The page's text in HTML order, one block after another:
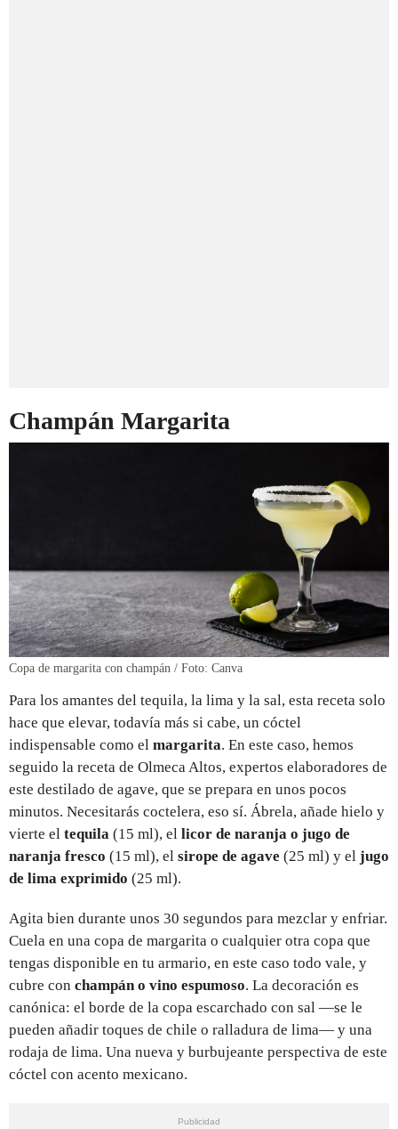
Champán Margarita
Copa de margarita con champán / Foto: Canva
Para los amantes del tequila, la lima y la sal, esta receta solo
hace que elevar, todavía más si cabe, un cóctel
indispensable como el margarita. En este caso, hemos
seguido la receta de Olmeca Altos, expertos elaboradores de
este destilado de agave, que se prepara en unos pocos
minutos. Necesitarás coctelera, eso sí. Ábrela, añade hielo y
vierte el tequila (15 ml), el licor de naranja o jugo de
naranja fresco (15 ml), el sirope de agave (25 ml) y el jugo
de lima exprimido (25 ml).
Agita bien durante unos 30 segundos para mezclar y enfriar.
Cuela en una copa de margarita o cualquier otra copa que
tengas disponible en tu armario, en este caso todo vale, y
cubre con champán o vino espumoso. La decoración es
canónica: el borde de la copa escarchado con sal —se le
pueden añadir toques de chile o ralladura de lima— y una
rodaja de lima. Una nueva y burbujeante perspectiva de este
cóctel con acento mexicano.